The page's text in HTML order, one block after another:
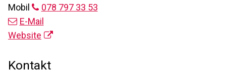
Mobil
078 797 33 53
E-Mail
Website
Kontakt